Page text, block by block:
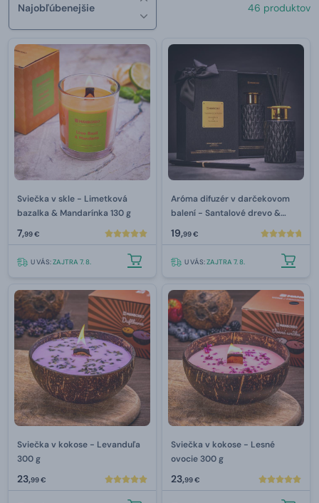
Najobľúbenejšie 46 produktov
Sviečka v skle - Limetková
bazalka & Mandarínka 130 g
7,99 €
U VÁS:ZAJTRA 7. 8.
Aróma difuzér v darčekovom
balení - Santalové drevo &
Vanilka 150 ml
19,99 €
U VÁS:ZAJTRA 7. 8.
Sviečka v kokose - Levanduľa
300 g
23,99 €
Sviečka v kokose - Lesné
ovocie 300 g
23,99 €